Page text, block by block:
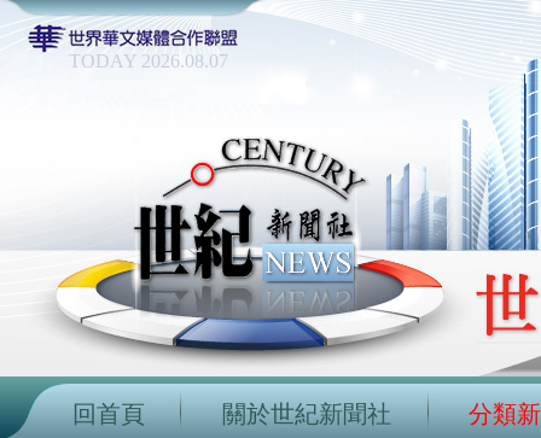
TODAY 2026.08.07
回首頁 關於世紀新聞社 分類